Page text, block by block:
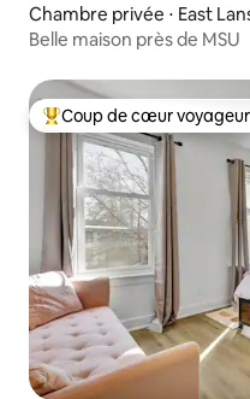
Chambre privée ⋅ East
Belle maison près de MSU
Coups de cœur voyageurs
Coup de cœur